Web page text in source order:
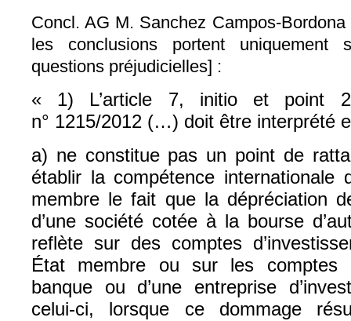
Concl. AG M. Sanchez Campos-
les conclusions portent uniquement
questions préjudicielles] :
« 1) L’article 7, initio et point
n° 1215/2012 (…) doit être interprété
a) ne constitue pas un point de
établir la compétence internationale
membre le fait que la dépréciation
d’une société cotée à la bourse
reflète sur des comptes
État membre ou sur les comptes
banque ou d’une entreprise
celui‑ci, lorsque ce dommage